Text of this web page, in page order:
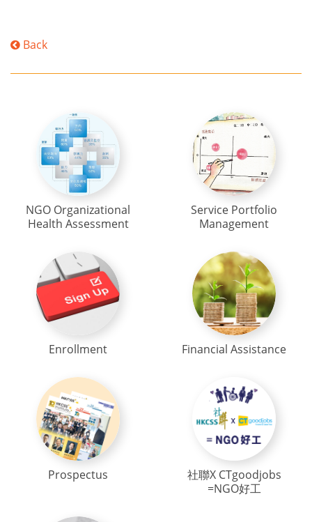
Back
NGO Organizational
Health Assessment
Service Portfolio
Management
Enrollment Financial Assistance
Prospectus
社聯X CTgoodjobs
=NGO好工